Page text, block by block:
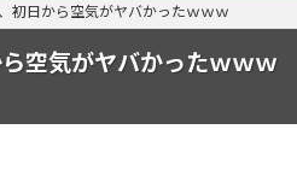
初日から空気がヤバかったｗｗｗ
空気がヤバかったｗｗｗ